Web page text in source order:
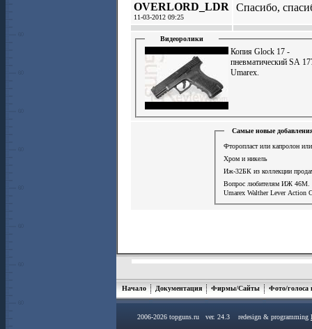
OVERLORD_LDR
11-03-2012 09:25
Спасибо,
Видеоролики
Копия Glock 17 -
пневматический SA
Umarex.
Самые новые
Фторопласт или капролон
Хром и никель
Иж-32БК из коллекции
Вопрос любителям ИЖ 46М.
Umarex Walther Lever Action
Начало Документация Фирмы/Сайты Фото/голоса
2006-2026 topguns.ru ver. 24.3 redesign & programming